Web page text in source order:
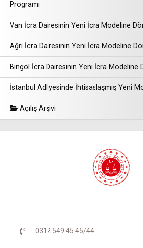
Programı
Van İcra Dairesinin Yeni İcra Modeline
Ağrı İcra Dairesinin Yeni İcra Modeline
Bingöl İcra Dairesinin Yeni İcra Modeline
İstanbul Adliyesinde İhtisaslaşmış Yeni
Açılış Arşivi
0312 549 45 45/44